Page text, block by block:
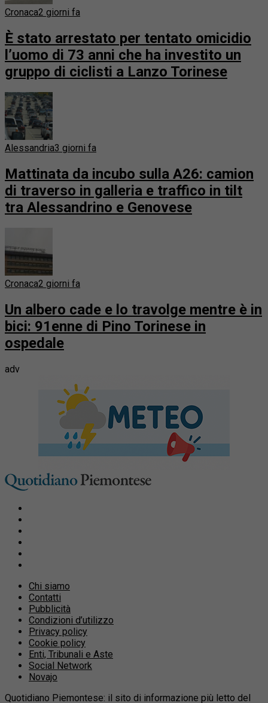
Cronaca2 giorni fa
È stato arrestato per tentato omicidio
l’uomo di 73 anni che ha investito un
gruppo di ciclisti a Lanzo Torinese
Alessandria3 giorni fa
Mattinata da incubo sulla A26: camion
di traverso in galleria e traffico in tilt
tra Alessandrino e Genovese
Cronaca2 giorni fa
Un albero cade e lo travolge mentre è in
bici: 91enne di Pino Torinese in
ospedale
adv
Chi siamo
Contatti
Pubblicità
Condizioni d’utilizzo
Privacy policy
Cookie policy
Enti, Tribunali e Aste
Social Network
Novajo
Quotidiano Piemontese: il sito di informazione più letto del